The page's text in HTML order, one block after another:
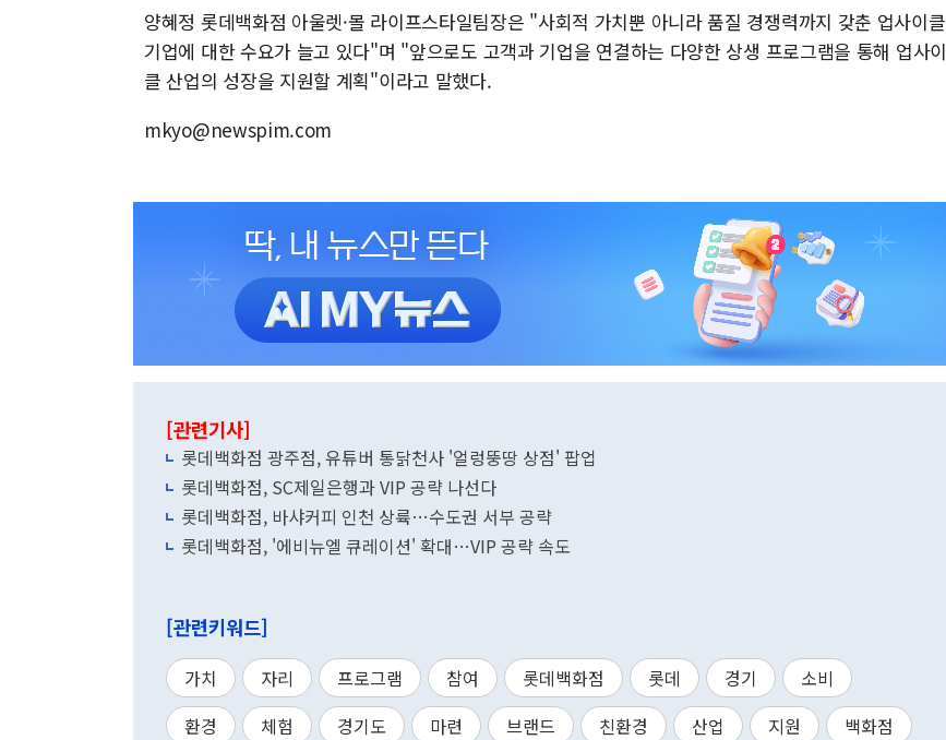
양혜정 롯데백화점 아울렛·몰 라이프스타일팀장은 "사회적 가치뿐 아니라 품질 경쟁력까지 갖춘 업사이클
기업에 대한 수요가 늘고 있다"며 "앞으로도 고객과 기업을 연결하는 다양한 상생 프로그램을 통해 업사이
클 산업의 성장을 지원할 계획"이라고 말했다.
mkyo@newspim.com
[관련기사]
롯데백화점 광주점, 유튜버 통닭천사 '얼렁뚱땅 상점' 팝업
롯데백화점, SC제일은행과 VIP 공략 나선다
롯데백화점, 바샤커피 인천 상륙…수도권 서부 공략
롯데백화점, '에비뉴엘 큐레이션' 확대…VIP 공략 속도
[관련키워드]
가치 자리 프로그램 참여 롯데백화점 롯데 경기
소비
환경
체험 경기도 마련 브랜드 친환경 산업 지원
백화점